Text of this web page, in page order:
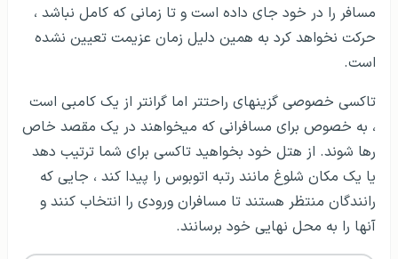
مسافر را در خود جای داده است و تا زمانی که کامل نباشد ،
حرکت نخواهد کرد به همین دلیل زمان عزیمت تعیین نشده
است.
تاکسی خصوصی گزینه­ای راحت­تر اما گران­تر از یک کامبی است
، به خصوص برای مسافرانی که می­خواهند در یک مقصد خاص
رها شوند. از هتل خود بخواهید تاکسی برای شما ترتیب دهد
یا یک مکان شلوغ مانند رتبه اتوبوس را پیدا کند ، جایی که
رانندگان منتظر هستند تا مسافران ورودی را انتخاب کنند و
آنها را به محل نهایی خود برسانند.